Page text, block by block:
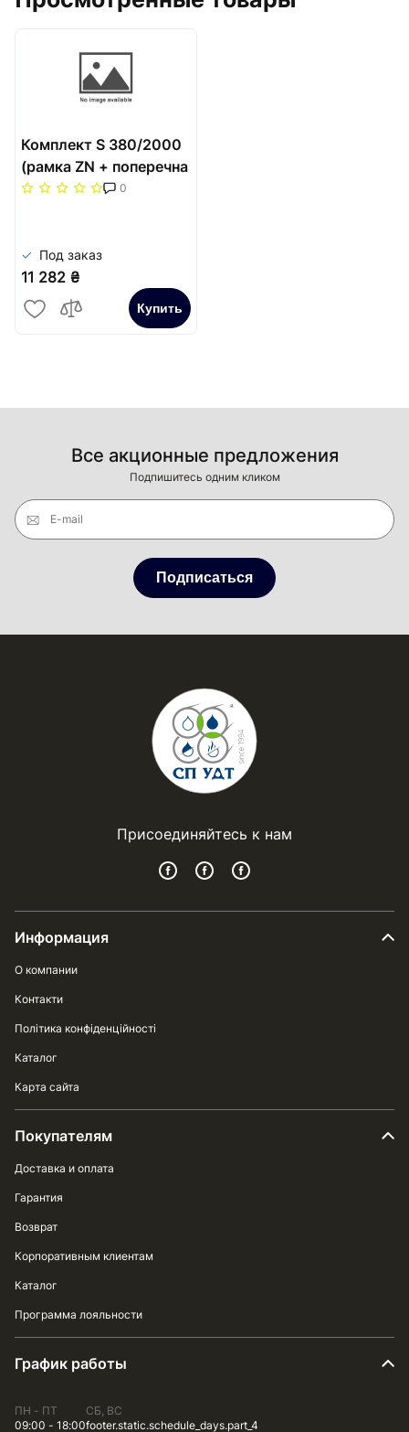
Комплект S 380/2000
(рамка ZN + поперечна
решітка) Carrera Сатин
0
Под заказ
11 282 ₴
Купить
Все акционные предложения
Подпишитесь одним кликом
E-mail
Подписаться
Присоединяйтесь к нам
Информация
О компании
Контакти
Політика конфіденційності
Каталог
Карта сайта
Покупателям
Доставка и оплата
Гарантия
Возврат
Корпоративным клиентам
Каталог
Программа лояльности
График работы
ПН - ПТ
09:00 - 18:00
СБ, ВС
footer.static.schedule_days.part_4